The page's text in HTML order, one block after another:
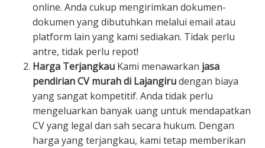
online. Anda cukup mengirimkan dokumen-
dokumen yang dibutuhkan melalui email atau
platform lain yang kami sediakan. Tidak perlu
antre, tidak perlu repot!
Harga Terjangkau Kami menawarkan jasa
pendirian CV murah di Lajangirudengan biaya
yang sangat kompetitif. Anda tidak perlu
mengeluarkan banyak uang untuk mendapatkan
CV yang legal dan sah secara hukum. Dengan
harga yang terjangkau, kami tetap memberikan